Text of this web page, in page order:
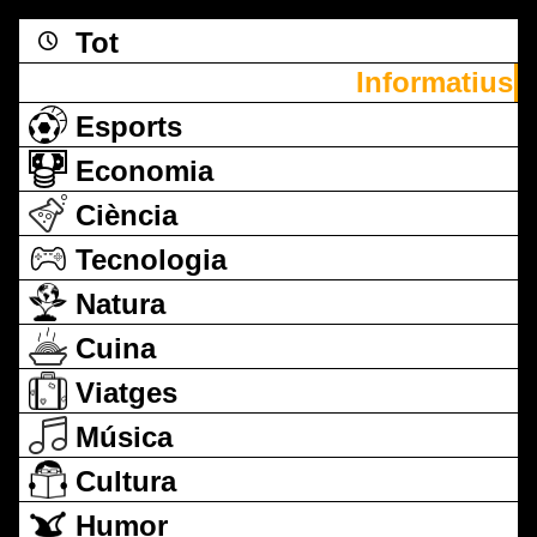
Tot
Informatius
Esports
Economia
Ciència
Tecnologia
Natura
Cuina
Viatges
Música
Cultura
Humor